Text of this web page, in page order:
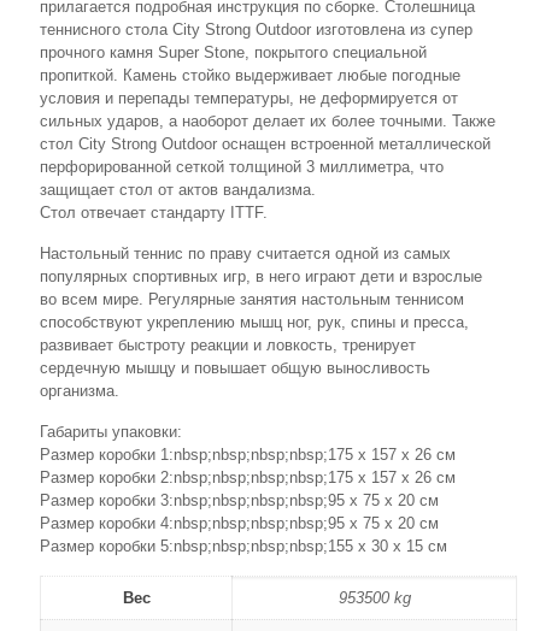
прилагается подробная инструкция по сборке. Столешница
теннисного стола City Strong Outdoor изготовлена из супер
прочного камня Super Stone, покрытого специальной
пропиткой. Камень стойко выдерживает любые погодные
условия и перепады температуры, не деформируется от
сильных ударов, а наоборот делает их более точными. Также
стол City Strong Outdoor оснащен встроенной металлической
перфорированной сеткой толщиной 3 миллиметра, что
защищает стол от актов вандализма.
Стол отвечает стандарту ITTF.
Настольный теннис по праву считается одной из самых
популярных спортивных игр, в него играют дети и взрослые
во всем мире. Регулярные занятия настольным теннисом
способствуют укреплению мышц ног, рук, спины и пресса,
развивает быстроту реакции и ловкость, тренирует
сердечную мышцу и повышает общую выносливость
организма.
Габариты упаковки:
Размер коробки 1:nbsp;nbsp;nbsp;nbsp;175 х 157 х 26 см
Размер коробки 2:nbsp;nbsp;nbsp;nbsp;175 х 157 х 26 см
Размер коробки 3:nbsp;nbsp;nbsp;nbsp;95 х 75 х 20 см
Размер коробки 4:nbsp;nbsp;nbsp;nbsp;95 х 75 х 20 см
Размер коробки 5:nbsp;nbsp;nbsp;nbsp;155 х 30 х 15 см
Вес 953500 kg